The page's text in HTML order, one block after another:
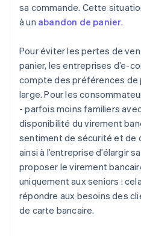
sa commande. Cette
à un abandon de panier.
Pour éviter les pertes de
panier, les entreprises d’e-
compte des préférences de
large. Pour les
- parfois moins familiers
disponibilité du virement
sentiment de sécurité et de
ainsi à l’entreprise d’élargir
proposer le virement
uniquement aux seniors :
répondre aux besoins des
de carte bancaire.